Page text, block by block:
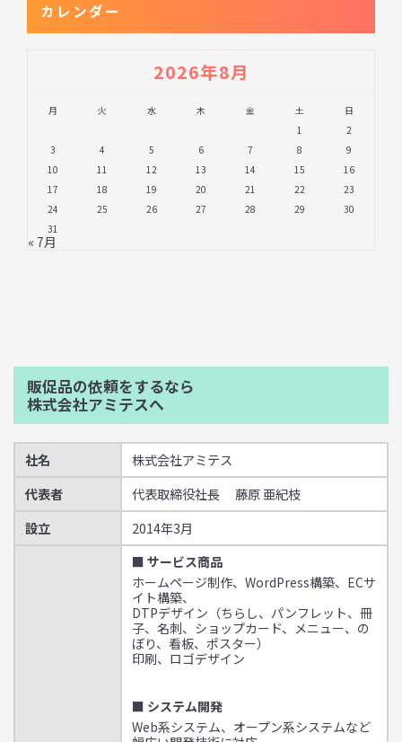
カレンダー
2026年8月
月 火 水 木 金 土
日
1
2
3
4 5 6 7 8
9
10
11 12 13 14 15
16
17
18 19 20 21 22
23
24
25 26 27 28 29
30
31
« 7月
販促品の依頼をするなら
株式会社アミテスへ
社名
株式会社アミテス
代表者
代表取締役社長 藤原 亜紀枝
設立
2014年3月
■ サービス商品
ホームページ制作、WordPress構築、ECサ
イト構築、
DTPデザイン（ちらし、パンフレット、冊
子、名刺、ショップカード、メニュー、の
ぼり、看板、ポスター）
印刷、ロゴデザイン
■ システム開発
Web系システム、オープン系システムなど